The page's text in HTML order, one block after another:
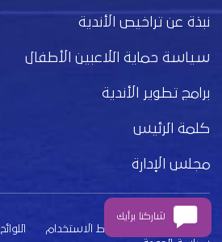
نبذة عن تراخيص الأندية
سياسة حماية اللاعبين الأطفال
برامج تطوير الأندية
كلمة الرئيس
مجلس الإدارة
بيان الخصوصية شروط الاستخدام اللوائح
شاركنا برأيك